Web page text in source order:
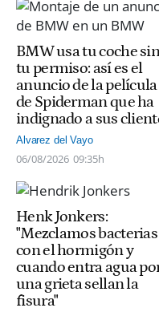
BMW usa tu coche
tu permiso: así es el
anuncio de la película
de Spiderman que ha
indignado a sus
Alvarez del Vayo
06/08/2026 09:35h
Henk Jonkers:
"Mezclamos bacterias
con el hormigón y
cuando entra agua
una grieta sellan la
fisura"